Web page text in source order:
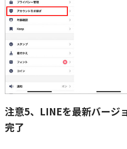
注意5、LINEを最新バージ
完了